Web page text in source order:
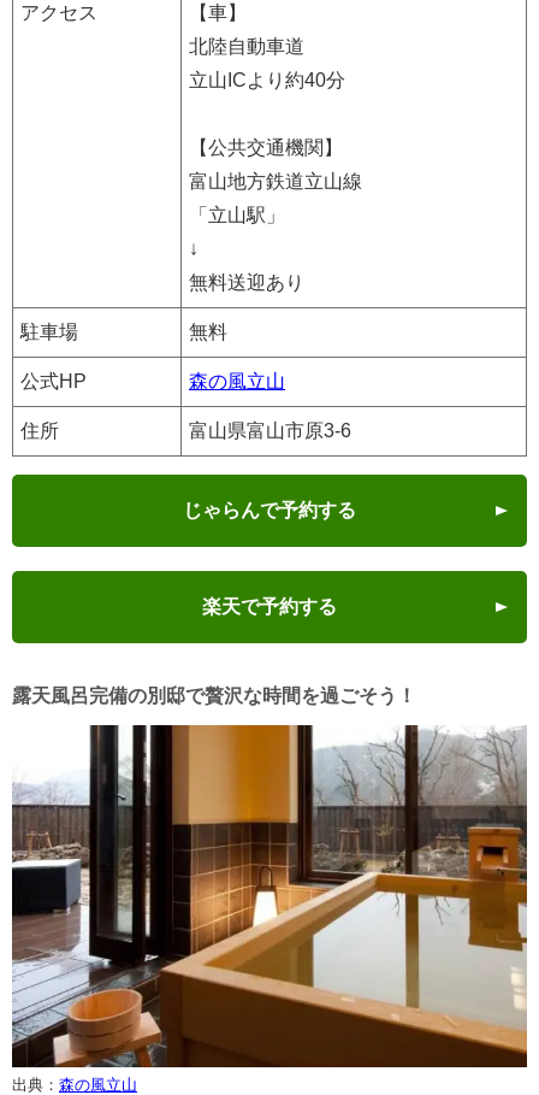
アクセス
【車】
北陸自動車道
立山ICより約40分
【公共交通機関】
富山地方鉄道立山線
「立山駅」
↓
無料送迎あり
駐車場 無料
公式HP 森の風立山
住所 富山県富山市原3-6
じゃらんで予約する
楽天で予約する
露天風呂完備の別邸で贅沢な時間を過ごそう！
出典： 森の風立山